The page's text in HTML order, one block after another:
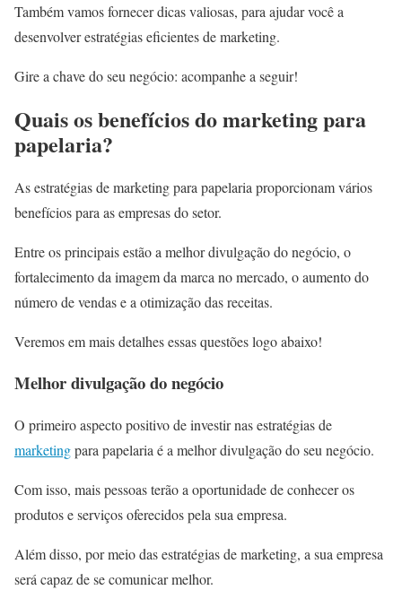
Também vamos fornecer dicas valiosas, para ajudar você a
desenvolver estratégias eficientes de marketing.
Gire a chave do seu negócio: acompanhe a seguir!
Quais os benefícios do marketing para
papelaria?
As estratégias de marketing para papelaria proporcionam vários
benefícios para as empresas do setor.
Entre os principais estão a melhor divulgação do negócio, o
fortalecimento da imagem da marca no mercado, o aumento do
número de vendas e a otimização das receitas.
Veremos em mais detalhes essas questões logo abaixo!
Melhor divulgação do negócio
O primeiro aspecto positivo de investir nas estratégias de
marketingpara papelaria é a melhor divulgação do seu negócio.
Com isso, mais pessoas terão a oportunidade de conhecer os
produtos e serviços oferecidos pela sua empresa.
Além disso, por meio das estratégias de marketing, a sua empresa
será capaz de se comunicar melhor.